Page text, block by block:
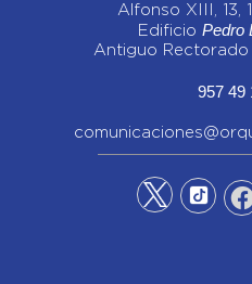
Alfonso XIII, 13,
Edificio Pedro
Antiguo Rectorado
957 49